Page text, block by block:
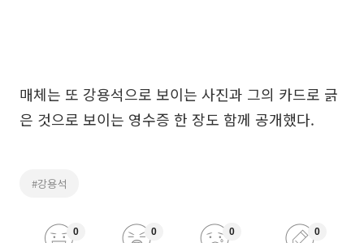
매체는 또 강용석으로 보이는 사진과 그의 카드로 긁
은 것으로 보이는 영수증 한 장도 함께 공개했다.
#강용석
0 0 0 0